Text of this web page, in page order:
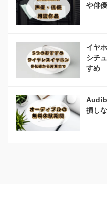
や俳
イヤ
シチ
すめ
損し